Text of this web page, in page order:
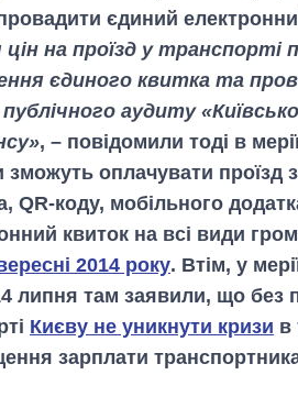
єдиний
на проїзд у транспорті
єдиного квитка та
аудиту
, – повідомили тоді в
зможуть оплачувати проїзд
QR-коду, мобільного
квиток на всі види
2014 року. Втім, у
липня там заявили, що без
Києву не уникнути кризи в
зарплати